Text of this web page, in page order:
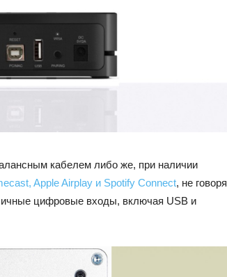
кабелем либо же, при наличии
Apple Airplay и Spotify Connect, не говоря
цифровые входы, включая USB и